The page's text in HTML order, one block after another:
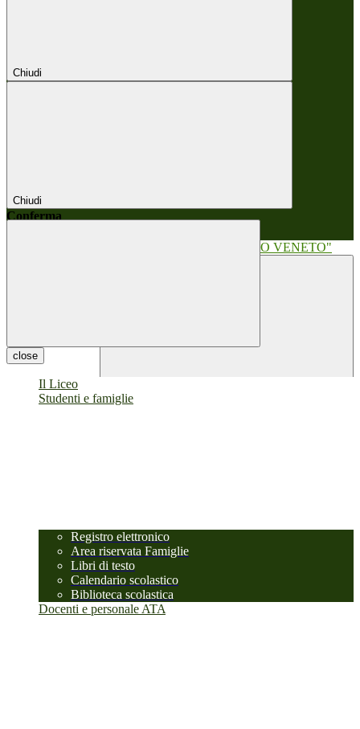
Chiudi
Chiudi
Conferma
close
Il Liceo
Studenti e famiglie
Registro elettronico
Area riservata Famiglie
Libri di testo
Calendario scolastico
Biblioteca scolastica
Docenti e personale ATA